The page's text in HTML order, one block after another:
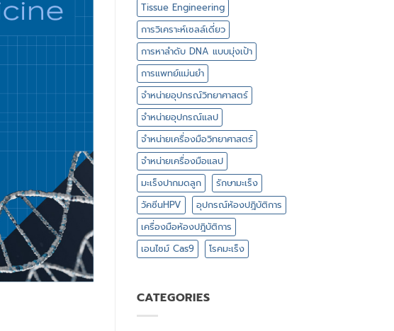
Tissue Engineering
การวิเคราะห์เซลล์เดี่ยว
การหาลำดับ DNA แบบมุ่งเป้า
การแพทย์แม่นยำ
จำหน่ายอุปกรณ์วิทยาศาสตร์
จำหน่ายอุปกรณ์แลป
จำหน่ายเครื่องมือวิทยาศาสตร์
จำหน่ายเครื่องมือแลป
มะเร็งปากมดลูก
รักษามะเร็ง
วัคซีนHPV
อุปกรณ์ห้องปฎิบัติการ
เครื่องมือห้องปฎิบัติการ
เอนไซม์ Cas9
โรคมะเร็ง
CATEGORIES